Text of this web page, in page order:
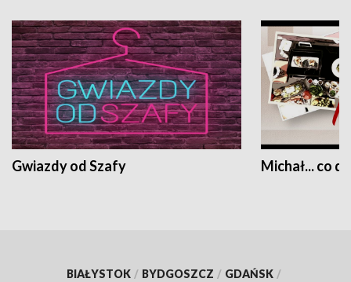
Gwiazdy od Szafy Michał... co
BIAŁYSTOK / BYDGOSZCZ / GDAŃSK /